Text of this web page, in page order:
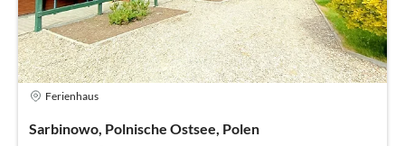
Ferienhaus
Sarbinowo, Polnische Ostsee, Polen